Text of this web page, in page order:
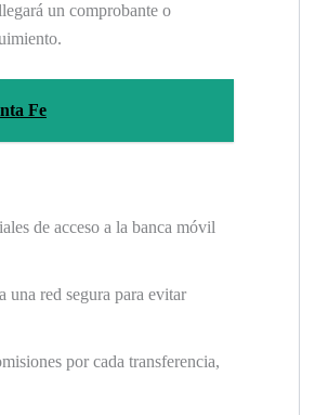
un comprobante o
Fe
de acceso a la banca móvil
una red segura para evitar
por cada transferencia,